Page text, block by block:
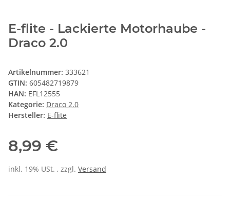
E-flite - Lackierte Motorhaube -
Draco 2.0
Artikelnummer: 333621
GTIN: 605482719879
HAN: EFL12555
Kategorie: Draco 2.0
Hersteller: E-flite
8,99 €
inkl. 19% USt. , zzgl. Versand